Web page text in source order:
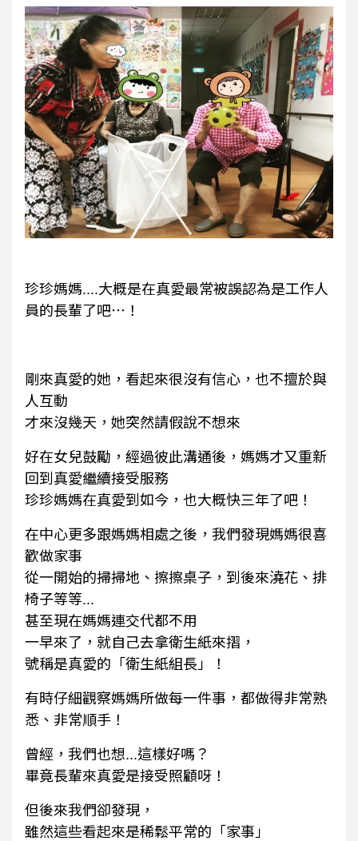
珍珍媽媽....大概是在真愛最常被誤認為是工作人
員的長輩了吧⋯！
剛來真愛的她，看起來很沒有信心，也不擅於與
人互動
才來沒幾天，她突然請假說不想來
好在女兒鼓勵，經過彼此溝通後，媽媽才又重新
回到真愛繼續接受服務
珍珍媽媽在真愛到如今，也大概快三年了吧！
在中心更多跟媽媽相處之後，我們發現媽媽很喜
歡做家事
從一開始的掃掃地、擦擦桌子，到後來澆花、排
椅子等等...
甚至現在媽媽連交代都不用
一早來了，就自己去拿衛生紙來摺，
號稱是真愛的「衛生紙組長」！
有時仔細觀察媽媽所做每一件事，都做得非常熟
悉、非常順手！
曾經，我們也想...這樣好嗎？
畢竟長輩來真愛是接受照顧呀！
但後來我們卻發現，
雖然這些看起來是稀鬆平常的「家事」